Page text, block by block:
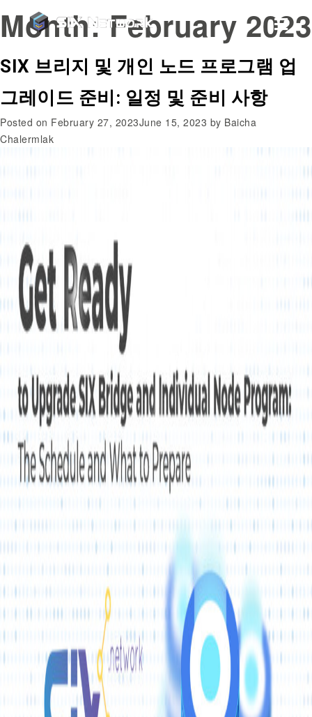
Month:February 2023
SIX 브리지 및 개인 노드 프로그램 업
그레이드 준비: 일정 및 준비 사항
Posted on February 27, 2023June 15, 2023 by Baicha
Chalermlak